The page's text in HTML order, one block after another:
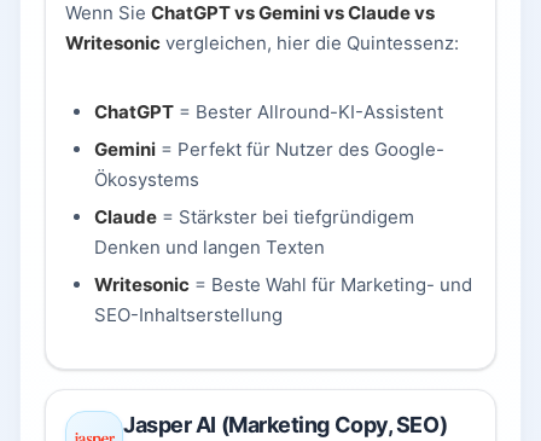
Wenn Sie ChatGPT vs Gemini vs Claude vs
Writesonic vergleichen, hier die Quintessenz:
ChatGPT = Bester Allround-KI-Assistent
Gemini = Perfekt für Nutzer des Google-
Ökosystems
Claude = Stärkster bei tiefgründigem
Denken und langen Texten
Writesonic = Beste Wahl für Marketing- und
SEO-Inhaltserstellung
Jasper AI (Marketing Copy, SEO)